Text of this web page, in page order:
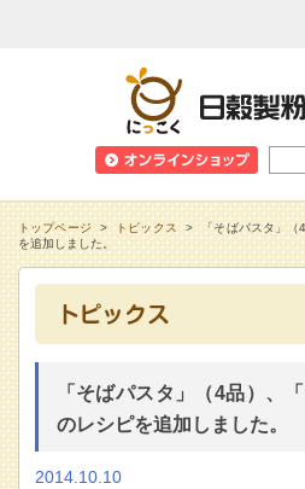
トップページ > トピックス >
「そばパスタ」（
を追加しました。
「そばパスタ」（4品）、
のレシピを追加しました。
2014.10.10